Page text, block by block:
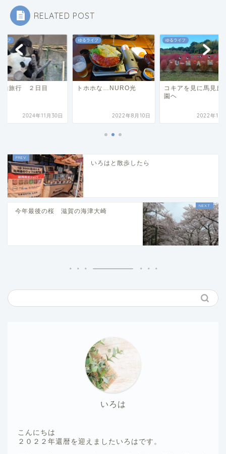
RELATED POST
イフ
山旅行 ２日目
2024年11月30日
ゆるライフ
トホホな…NURO光
2022年8月10日
ゆるライフ
コキアを見に馬見丘
園ヘ
2022年10
いろはと散歩したら
今年最後の桜 滋賀の海津大崎
いろは
こんにちは
２０２２年還暦を迎えましたいろはです。